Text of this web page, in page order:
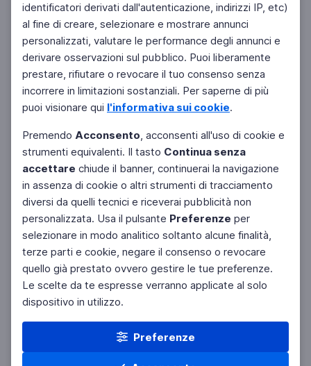
identificatori derivati dall'autenticazione, indirizzi IP, etc)
al fine di creare, selezionare e mostrare annunci
personalizzati, valutare le performance degli annunci e
derivare osservazioni sul pubblico. Puoi liberamente
prestare, rifiutare o revocare il tuo consenso senza
incorrere in limitazioni sostanziali. Per saperne di più
puoi visionare qui l'informativa sui cookie.
Premendo Acconsento, acconsenti all'uso di cookie e
strumenti equivalenti. Il tasto Continua senza
accettare chiude il banner, continuerai la navigazione
in assenza di cookie o altri strumenti di tracciamento
diversi da quelli tecnici e riceverai pubblicità non
personalizzata. Usa il pulsante Preferenze per
selezionare in modo analitico soltanto alcune finalità,
terze parti e cookie, negare il consenso o revocare
quello già prestato ovvero gestire le tue preferenze.
Le scelte da te espresse verranno applicate al solo
dispositivo in utilizzo.
Preferenze
Facebook Twitter Instagram